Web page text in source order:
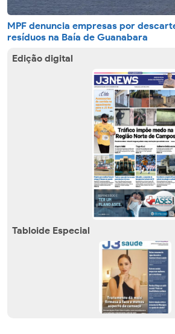
MPF denuncia empresas por
resíduos na Baía de Guanabara
Edição digital
Tabloide Especial